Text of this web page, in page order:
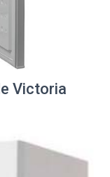
Victoria